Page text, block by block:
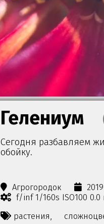
Гелениум
Сегодня разбавляем
обойку.
Агрогородок
f/inf 1/160s ISO100 0.0
растения,